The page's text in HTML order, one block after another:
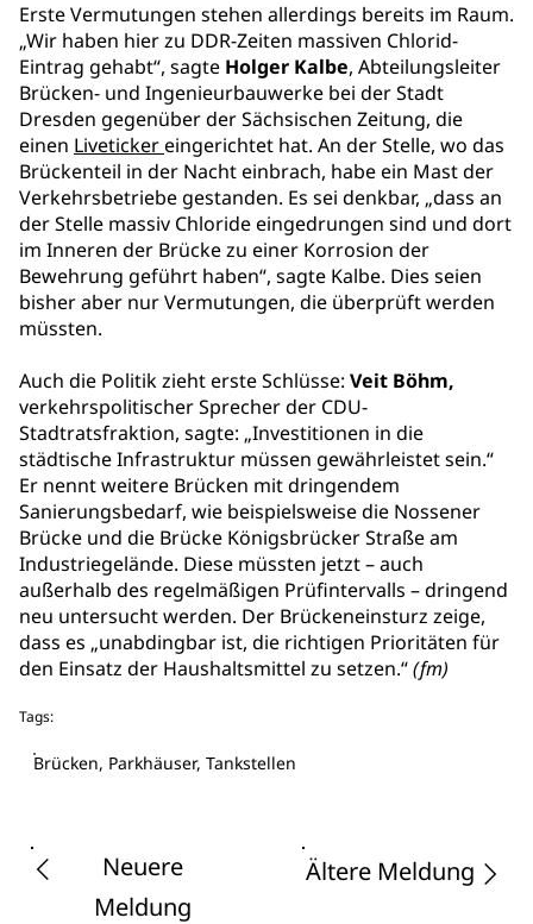
Erste Vermutungen stehen allerdings bereits im Raum.
„Wir haben hier zu DDR-Zeiten massiven Chlorid-
Eintrag gehabt“, sagte Holger Kalbe, Abteilungsleiter
Brücken- und Ingenieurbauwerke bei der Stadt
Dresden gegenüber der Sächsischen Zeitung, die
einen Livetickereingerichtet hat. An der Stelle, wo das
Brückenteil in der Nacht einbrach, habe ein Mast der
Verkehrsbetriebe gestanden. Es sei denkbar, „dass an
der Stelle massiv Chloride eingedrungen sind und dort
im Inneren der Brücke zu einer Korrosion der
Bewehrung geführt haben“, sagte Kalbe. Dies seien
bisher aber nur Vermutungen, die überprüft werden
müssten.
Auch die Politik zieht erste Schlüsse: Veit Böhm,
verkehrspolitischer Sprecher der CDU-
Stadtratsfraktion, sagte: „Investitionen in die
städtische Infrastruktur müssen gewährleistet sein.“
Er nennt weitere Brücken mit dringendem
Sanierungsbedarf, wie beispielsweise die Nossener
Brücke und die Brücke Königsbrücker Straße am
Industriegelände. Diese müssten jetzt – auch
außerhalb des regelmäßigen Prüfintervalls – dringend
neu untersucht werden. Der Brückeneinsturz zeige,
dass es „unabdingbar ist, die richtigen Prioritäten für
den Einsatz der Haushaltsmittel zu setzen.“(fm)
Tags:
Brücken, Parkhäuser, Tankstellen
Neuere
Meldung
Ältere Meldung